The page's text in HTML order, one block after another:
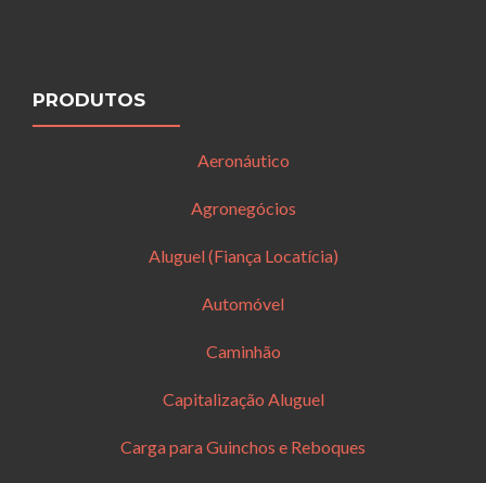
PRODUTOS
Aeronáutico
Agronegócios
Aluguel (Fiança Locatícia)
Automóvel
Caminhão
Capitalização Aluguel
Carga para Guinchos e Reboques